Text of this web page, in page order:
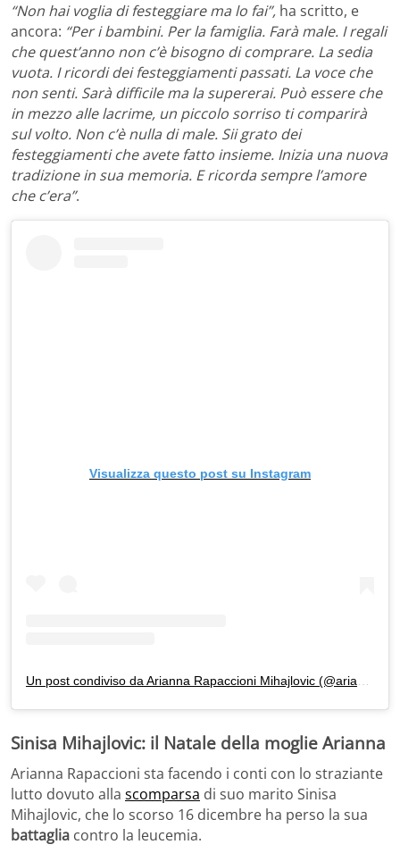
“Non hai voglia di festeggiare ma lo fai”, ha scritto, e
ancora: “Per i bambini. Per la famiglia. Farà male. I regali
che quest’anno non c’è bisogno di comprare. La sedia
vuota. I ricordi dei festeggiamenti passati. La voce che
non senti. Sarà difficile ma la supererai. Può essere che
in mezzo alle lacrime, un piccolo sorriso ti comparirà
sul volto. Non c’è nulla di male. Sii grato dei
festeggiamenti che avete fatto insieme. Inizia una nuova
tradizione in sua memoria. E ricorda sempre l’amore
che c’era”.
Visualizza questo post su Instagram
Un post condiviso da Arianna Rapaccioni Mihajlovic (@ariannamihajlovic)
Sinisa Mihajlovic: il Natale della moglie Arianna
Arianna Rapaccioni sta facendo i conti con lo straziante
lutto dovuto alla scomparsa di suo marito Sinisa
Mihajlovic, che lo scorso 16 dicembre ha perso la sua
battaglia contro la leucemia.